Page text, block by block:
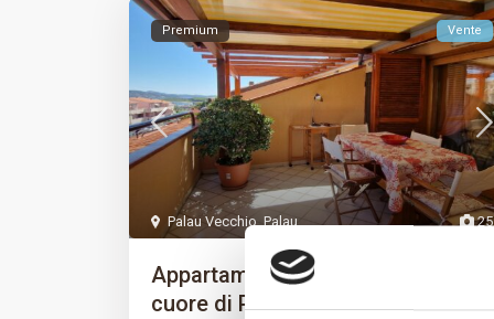
25
Palau Vecchio,Palau
Premium Vente
Appartamento accogliente nel
cuore di Palau